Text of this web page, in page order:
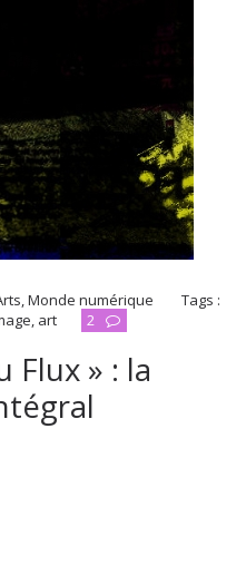
,Monde numérique
Tags :
, art 2
Flux » : la